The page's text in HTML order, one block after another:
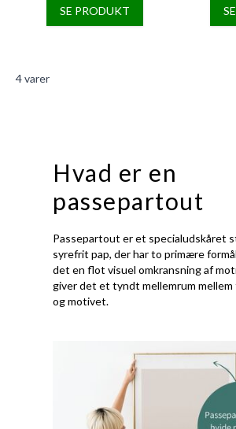
SE PRODUKT
4varer
Hvad er en
passepartout
Passepartout er et specialudskåret
syrefrit pap, der har to primære
det en flot visuel omkransning af
giver det et tyndt mellemrum
og motivet.